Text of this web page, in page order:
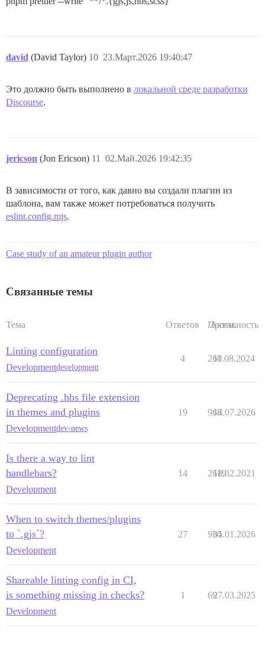
david (David Taylor) 23.Март.2026 19:40:47
10
Это должно быть выполнено в локальной среде разработки
Discourse.
jericson (Jon Ericson) 02.Май.2026 19:42:35
11
В зависимости от того, как давно вы создали плагин из
шаблона, вам также может потребоваться получить
eslint.config.mjs.
Case study of an amateur plugin author
Связанные темы
Тема Ответов Просм.
Активность
Linting configuration
Developmentdevelopment
4 260
11.08.2024
Deprecating .hbs file extension
in themes and plugins
Developmentdev-news
19 968
14.07.2026
Is there a way to lint
handlebars?
Development
14 2619
18.02.2021
When to switch themes/plugins
to `.gjs`?
Development
27 934
05.01.2026
Shareable linting config in CI,
is something missing in checks?
Development
1 6927.03.2025